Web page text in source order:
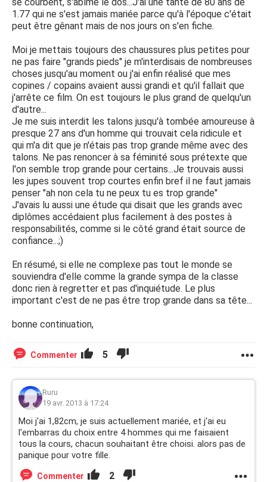
1.77 qui ne s'est jamais mariée parce qu'à l'époque c'était
peut être gênant mais de nos jours on s'en fiche.
Moi je mettais toujours des chaussures plus petites pour
ne pas faire "grands pieds" je m'interdisais de nombreuses
choses jusqu'au moment ou j'ai enfin réalisé que mes
copines / copains avaient aussi grandi et qu'il fallait que
j'arrête ce film. On est toujours le plus grand de quelqu'un
d'autre...
Je me suis interdit les talons jusqu'à tombée amoureuse à
presque 27 ans d'un homme qui trouvait cela ridicule et
qui m'a dit que je n'étais pas trop grande même avec des
talons. Ne pas renoncer à sa féminité sous prétexte que
l'on semble trop grande pour certains...Je trouvais aussi
les jupes souvent trop courtes enfin bref il ne faut jamais
penser "ah non cela tu ne peux tu es trop grande"
J'avais lu aussi une étude qui disait que les grands avec
diplômes accédaient plus facilement à des postes à
responsabilités, comme si le côté grand était source de
confiance...;)
En résumé, si elle ne complexe pas tout le monde se
souviendra d'elle comme la grande sympa de la classe
donc rien à regretter et pas d'inquiétude. Le plus
important c'est de ne pas être trop grande dans sa tête...
bonne continuation,
Commenter 5
Ruru
19 avr. 2013 à 17:24
Moi j'ai 1,82cm, je suis actuellement mariée, et j'ai eu
l'embarras du choix entre 4 hommes qui me faisaient
tous la cours, chacun souhaitant être choisi. alors pas de
panique pour votre fille.
Commenter 2